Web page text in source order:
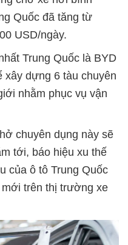
Quốc đã tăng từ
USD/ngày.
Trung Quốc là BYD
xây dựng 6 tàu chuyên
nhằm phục vụ vận
chuyên dụng này sẽ
tới, báo hiệu xu thế
của ô tô Trung Quốc
trên thị trường xe